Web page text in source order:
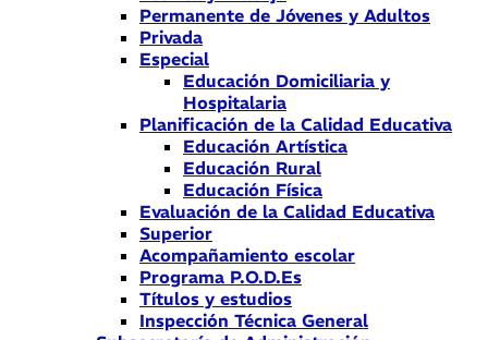
Permanente de Jóvenes y Adultos
Privada
Especial
Educación Domiciliaria y
Hospitalaria
Planificación de la Calidad Educativa
Educación Artística
Educación Rural
Educación Física
Evaluación de la Calidad Educativa
Superior
Acompañamiento escolar
Programa P.O.D.Es
Títulos y estudios
Inspección Técnica General